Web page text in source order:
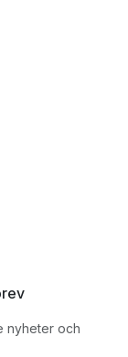
nyheter och